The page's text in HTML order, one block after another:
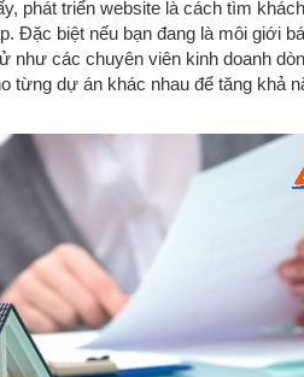
phát triển website là cách tìm
Đặc biệt nếu bạn đang là môi giới
các chuyên viên kinh doanh
từng dự án khác nhau để tăng khả